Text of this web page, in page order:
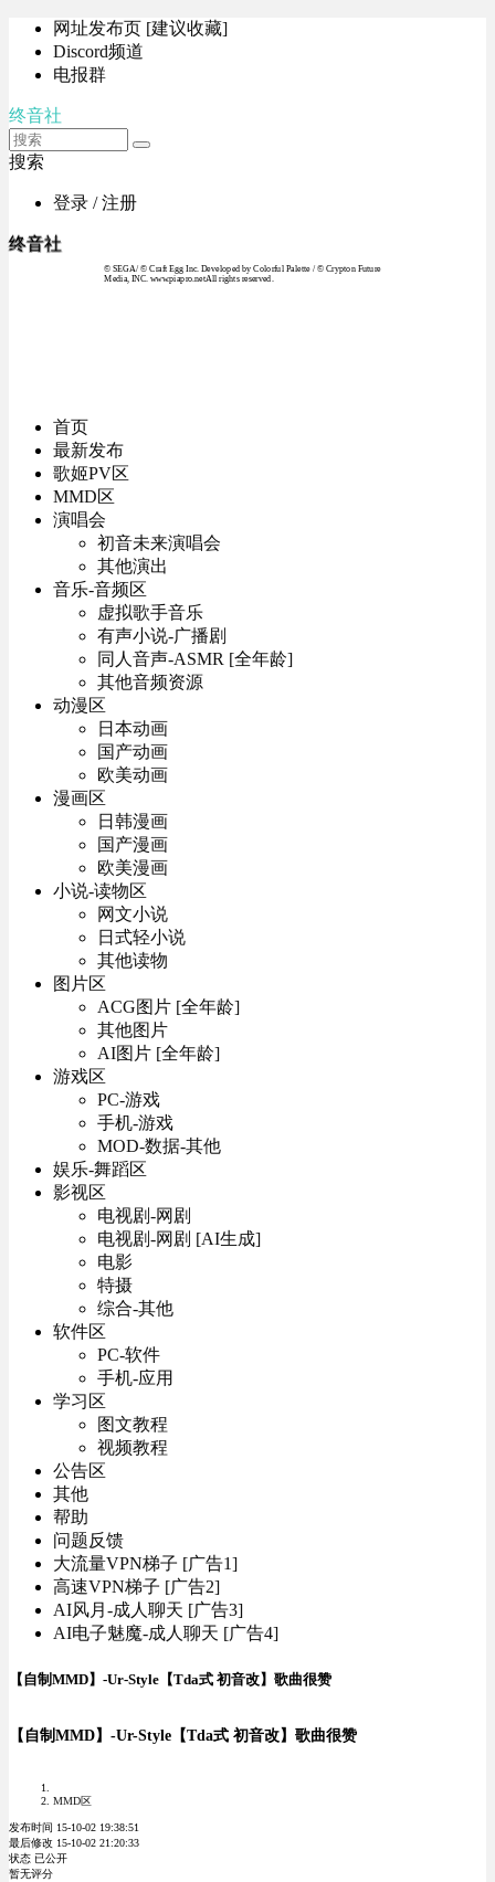
网址发布页 [建议收藏]
Discord频道
电报群
终音社
搜索
登录 / 注册
终音社
© SEGA / © Craft Egg Inc. Developed by Colorful Palette / © Crypton Future
Media, INC. www.piapro.netAll rights reserved.
首页
最新发布
歌姬PV区
MMD区
演唱会
初音未来演唱会
其他演出
音乐-音频区
虚拟歌手音乐
有声小说-广播剧
同人音声-ASMR [全年龄]
其他音频资源
动漫区
日本动画
国产动画
欧美动画
漫画区
日韩漫画
国产漫画
欧美漫画
小说-读物区
网文小说
日式轻小说
其他读物
图片区
ACG图片 [全年龄]
其他图片
AI图片 [全年龄]
游戏区
PC-游戏
手机-游戏
MOD-数据-其他
娱乐-舞蹈区
影视区
电视剧-网剧
电视剧-网剧 [AI生成]
电影
特摄
综合-其他
软件区
PC-软件
手机-应用
学习区
图文教程
视频教程
公告区
其他
帮助
问题反馈
大流量VPN梯子 [广告1]
高速VPN梯子 [广告2]
AI风月-成人聊天 [广告3]
AI电子魅魔-成人聊天 [广告4]
【自制MMD】-Ur-Style【Tda式 初音改】歌曲很赞
【自制MMD】-Ur-Style【Tda式 初音改】歌曲很赞
MMD区
发布时间 15-10-02 19:38:51
最后修改 15-10-02 21:20:33
状态 已公开
暂无评分